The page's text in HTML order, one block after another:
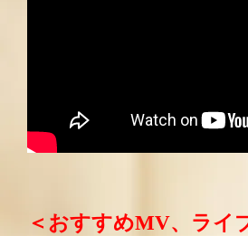
＜おすすめMV、ライ